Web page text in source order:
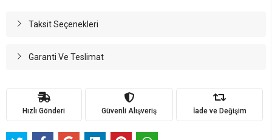
Taksit Seçenekleri
Garanti Ve Teslimat
Hızlı Gönderi Güvenli Alışveriş İade ve Değişim